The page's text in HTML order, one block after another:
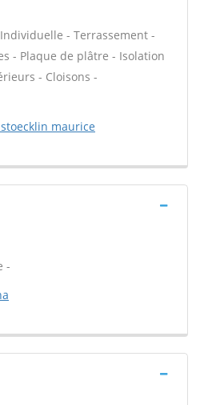
- Terrassement -
- Plaque de plâtre - Isolation
- Cloisons -
stoecklin maurice
-